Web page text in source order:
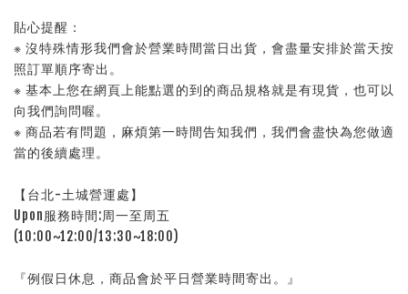
貼心提醒：
※ 沒特殊情形我們會於營業時間當日出貨，會盡量安排於當天按
照訂單順序寄出。
※ 基本上您在網頁上能點選的到的商品規格就是有現貨，也可以
向我們詢問喔。
※ 商品若有問題，麻煩第一時間告知我們，我們會盡快為您做適
當的後續處理。
【台北-土城營運處】
Upon服務時間:周一至周五
(10:00~12:00/13:30~18:00)
『例假日休息，商品會於平日營業時間寄出。』